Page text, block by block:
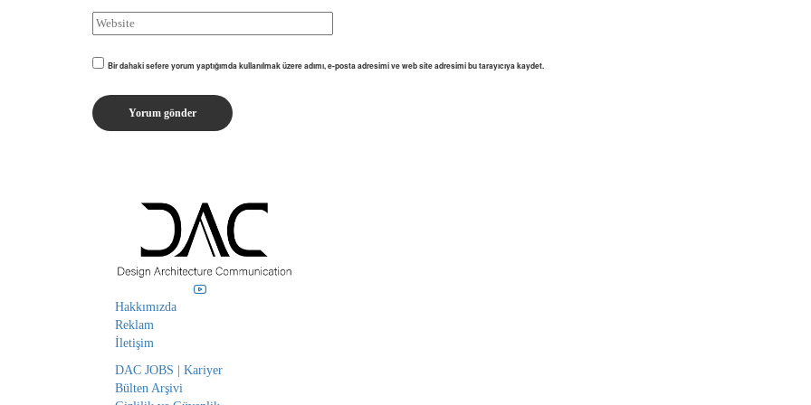
Bir dahaki sefere yorum yaptığımda kullanılmak üzere adımı, e-posta adresimi ve web site adresimi bu tarayıcıya kaydet.
Hakkımızda
Reklam
İletişim
DAC JOBS | Kariyer
Bülten Arşivi